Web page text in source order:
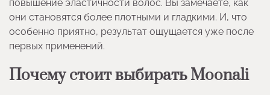
повышение эластичности волос. Вы замечаете, как
они становятся более плотными и гладкими. И, что
особенно приятно, результат ощущается уже после
первых применений.
Почему стоит выбирать Moonali